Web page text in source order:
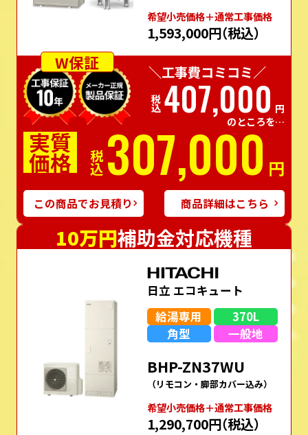
希望⼩売価格＋通常⼯事価格
1,593,000円（税込）
W保証
＼工事費コミコミ／
税込407,000 円
のところを…
実質
価格 税込307,000 円
この商品でお見積り 商品詳細はこちら
10万円補助金対応機種
日立 エコキュート
給湯専用
370L
角型
一般地
BHP-ZN37WU
（リモコン・脚部カバー込み）
希望⼩売価格＋通常⼯事価格
1,290,700円（税込）